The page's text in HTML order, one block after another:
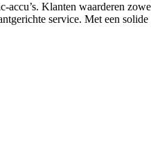
Klanten waarderen
service. Met een